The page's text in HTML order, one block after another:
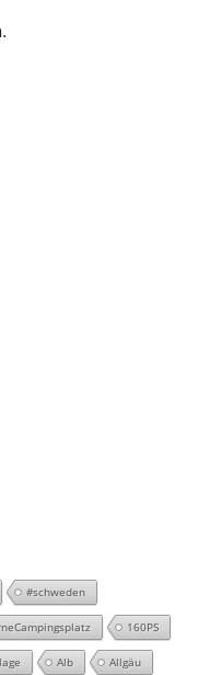
#schweden
160PS
Alb Allgäu